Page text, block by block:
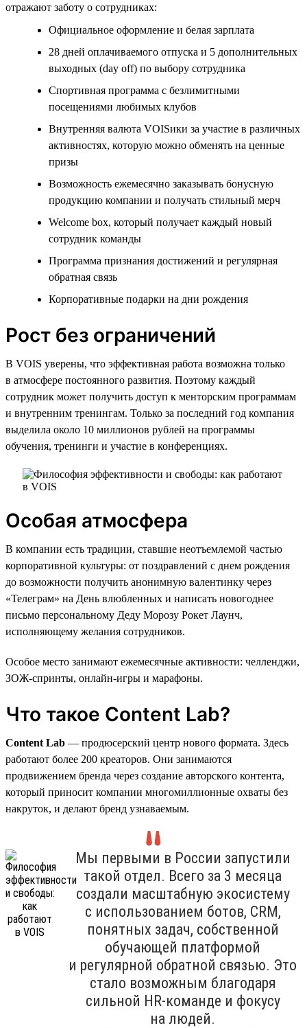
отражают заботу о сотрудниках:
Официальное оформление и белая зарплата
28 дней оплачиваемого отпуска и 5 дополнительных
выходных (day off) по выбору сотрудника
Спортивная программа с безлимитными
посещениями любимых клубов
Внутренняя валюта VOISики за участие в различных
активностях, которую можно обменять на ценные
призы
Возможность ежемесячно заказывать бонусную
продукцию компании и получать стильный мерч
Welcome box, который получает каждый новый
сотрудник команды
Программа признания достижений и регулярная
обратная связь
Корпоративные подарки на дни рождения
Рост без ограничений
В VOIS уверены, что эффективная работа возможна только
в атмосфере постоянного развития. Поэтому каждый
сотрудник может получить доступ к менторским программам
и внутренним тренингам. Только за последний год компания
выделила около 10 миллионов рублей на программы
обучения, тренинги и участие в конференциях.
Особая атмосфера
В компании есть традиции, ставшие неотъемлемой частью
корпоративной культуры: от поздравлений с днем рождения
до возможности получить анонимную валентинку через
«Телеграм» на День влюбленных и написать новогоднее
письмо персональному Деду Морозу Рокет Лаунч,
исполняющему желания сотрудников.
Особое место занимают ежемесячные активности: челленджи,
ЗОЖ-спринты, онлайн-игры и марафоны.
Что такое Content Lab?
Content Lab — продюсерский центр нового формата. Здесь
работают более 200 креаторов. Они занимаются
продвижением бренда через создание авторского контента,
который приносит компании многомиллионные охваты без
накруток, и делают бренд узнаваемым.
Мы первыми в России запустили
такой отдел. Всего за 3 месяца
создали масштабную экосистему
с использованием ботов, CRM,
понятных задач, собственной
обучающей платформой
и регулярной обратной связью. Это
стало возможным благодаря
сильной HR-команде и фокусу
на людей.